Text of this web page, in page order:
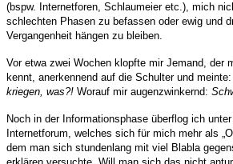
(bspw. Internetforen, Schlaumeier etc.), mich
schlechten Phasen zu befassen oder ewig und
Vergangenheit hängen zu bleiben.
Vor etwa zwei Wochen klopfte mir Jemand, der
kennt, anerkennend auf die Schulter und meinte:
kriegen, was?! Worauf mir augenzwinkernd:
Noch in der Informationsphase überflog ich
Internetforum, welches sich für mich mehr als
dem man sich stundenlang mit viel Blabla